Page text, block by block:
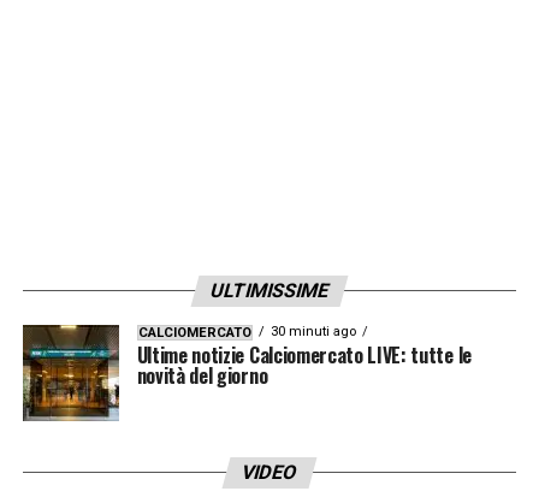
ULTIMISSIME
CALCIOMERCATO 30 minuti ago
Ultime notizie Calciomercato LIVE: tutte le
novità del giorno
VIDEO